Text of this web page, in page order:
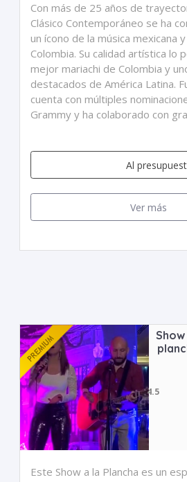
Con más de 25 años de
Clásico Contemporáneo se ha
un ícono de la música mexicana
Colombia. Su calidad artística lo
mejor mariachi de Colombia y
destacados de América Latina.
cuenta con múltiples
Grammy y ha colaborado con
Al
Ver más
4.5
Este Show a la Plancha es un